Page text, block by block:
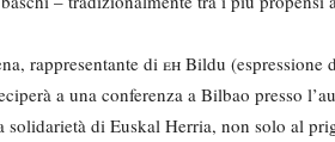
rappresentante di eh Bildu (espressione
a una conferenza a Bilbao presso
solidarietà di Euskal Herria, non solo al